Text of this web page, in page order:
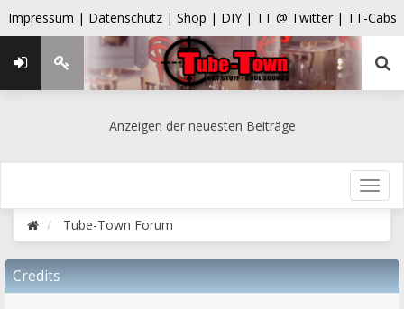
Impressum | Datenschutz | Shop | DIY | TT @ Twitter | TT-Cabs
Anzeigen der neuesten Beiträge
Tube-Town Forum
Credits